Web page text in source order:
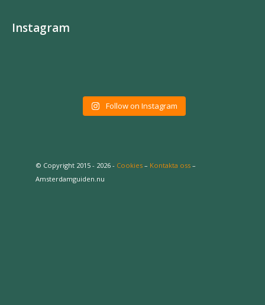
Instagram
Follow on Instagram
© Copyright 2015 - 2026 - Cookies – Kontakta oss –
Amsterdamguiden.nu